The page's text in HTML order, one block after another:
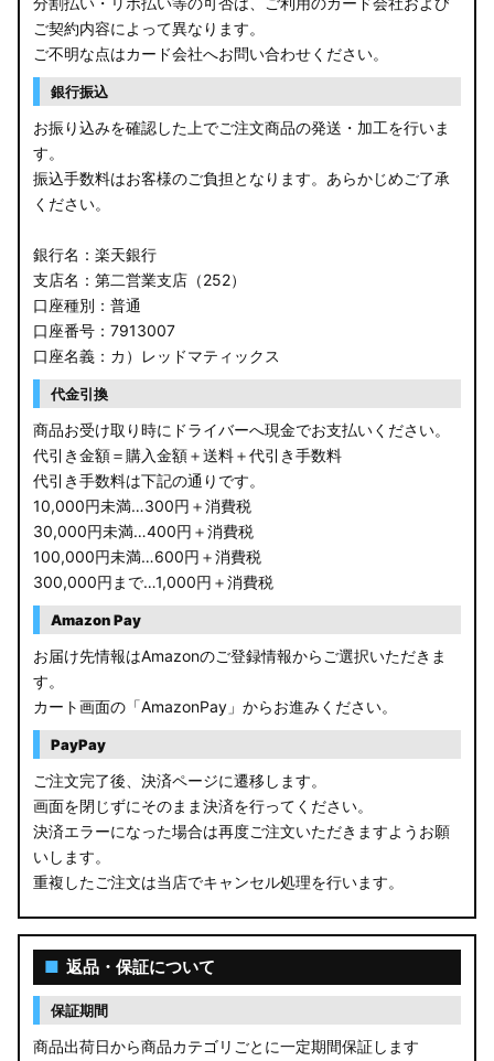
ご契約内容によって異なります。
ご不明な点はカード会社へお問い合わせください。
銀行振込
お振り込みを確認した上でご注文商品の発送・加工を行いま
す。
振込手数料はお客様のご負担となります。あらかじめご了承
ください。
銀行名：楽天銀行
支店名：第二営業支店（252）
口座種別：普通
口座番号：7913007
口座名義：カ）レッドマティックス
代金引換
商品お受け取り時にドライバーへ現金でお支払いください。
代引き金額＝購入金額＋送料＋代引き手数料
代引き手数料は下記の通りです。
10,000円未満…300円＋消費税
30,000円未満…400円＋消費税
100,000円未満…600円＋消費税
300,000円まで…1,000円＋消費税
Amazon Pay
お届け先情報はAmazonのご登録情報からご選択いただきま
す。
カート画面の「AmazonPay」からお進みください。
PayPay
ご注文完了後、決済ページに遷移します。
画面を閉じずにそのまま決済を行ってください。
決済エラーになった場合は再度ご注文いただきますようお願
いします。
重複したご注文は当店でキャンセル処理を行います。
■ 返品・保証について
保証期間
商品出荷日から商品カテゴリごとに一定期間保証します